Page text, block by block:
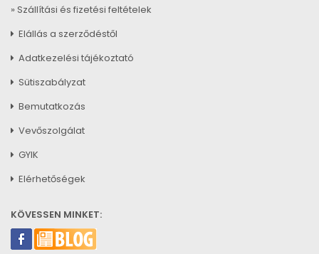
» Szállítási és fizetési feltételek
Elállás a szerződéstől
Adatkezelési tájékoztató
Sütiszabályzat
Bemutatkozás
Vevőszolgálat
GYIK
Elérhetőségek
KÖVESSEN MINKET: